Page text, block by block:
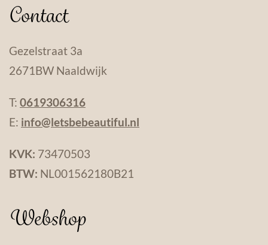
Contact
Gezelstraat 3a
2671BW Naaldwijk
T: 0619306316
E: info@letsbebeautiful.nl
KVK: 73470503
BTW: NL001562180B21
Webshop